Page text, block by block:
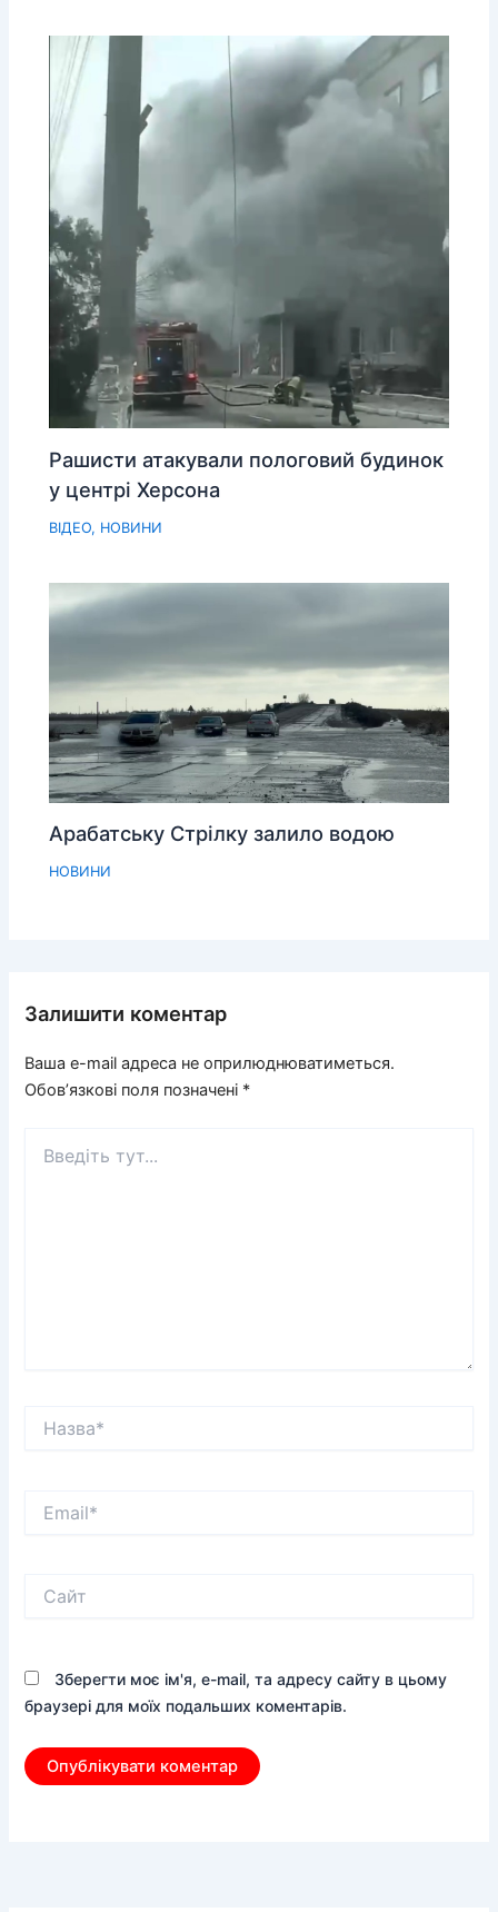
Рашисти атакували пологовий будинок
у центрі Херсона
ВІДЕО, НОВИНИ
Арабатську Стрілку залило водою
НОВИНИ
Залишити коментар
Ваша e-mail адреса не оприлюднюватиметься.
Обов’язкові поля позначені *
тут...
Зберегти моє ім'я, e-mail, та адресу сайту в цьому
браузері для моїх подальших коментарів.